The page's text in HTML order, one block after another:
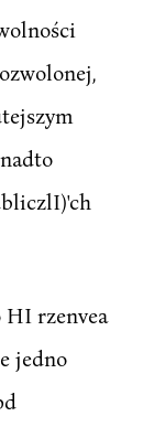
HI rzenvea
jedno